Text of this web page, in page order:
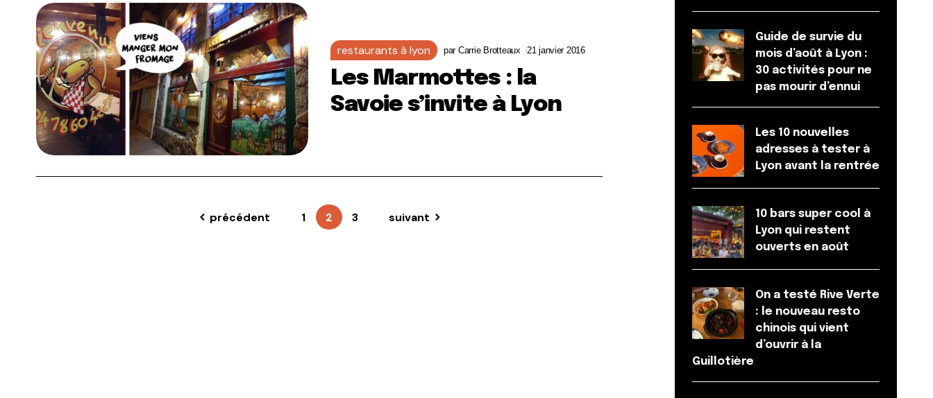
restaurants à lyon par Carrie Brotteaux 21 janvier 2016
Les Marmottes : la
Savoie s’invite à Lyon
précédent 1 2 3 suivant
Guide de survie du
mois d’août à Lyon :
30 activités pour ne
pas mourir d’ennui
Les 10 nouvelles
adresses à tester à
Lyon avant la rentrée
10 bars super cool à
Lyon qui restent
ouverts en août
On a testé Rive Verte
: le nouveau resto
chinois qui vient
d’ouvrir à la
Guillotière